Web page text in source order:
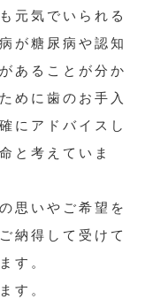
元気でいられる
が糖尿病や認知
あることが分か
めに歯のお手入
にアドバイスし
と考えていま
思いやご希望を
納得して受けて
す。
す。